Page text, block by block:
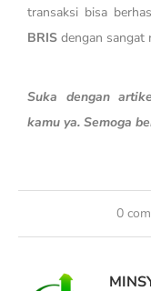
transaksi bisa
BRIS dengan sangat
Suka dengan
kamu ya. Semoga
0